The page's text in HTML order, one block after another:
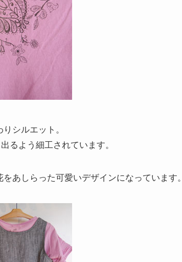
シルエット。
るよう細工されています。
あしらった可愛いデザインになっています。